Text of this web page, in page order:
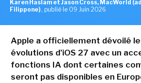
Karen Haslam et Jason Cross, MacWorld
Filippone) , publié le 09 Juin 2026
Apple a officiellement dévoilé
évolutions d'iOS 27 avec un
fonctions IA dont certaines
seront pas disponibles en